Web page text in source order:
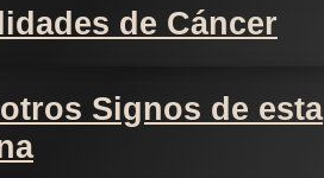
de Cáncer
Signos de esta